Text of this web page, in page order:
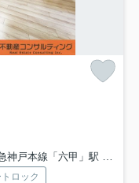
戸本線「六甲」駅 徒歩14分
ロック